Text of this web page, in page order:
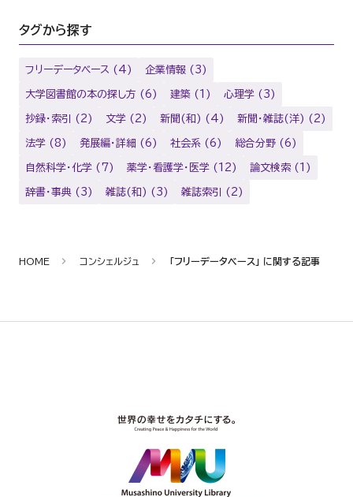
タグから探す
フリーデータベース (4) 企業情報 (3)
大学図書館の本の探し方 (6) 建築 (1) 心理学 (3)
抄録・索引 (2) 文学 (2) 新聞(和) (4) 新聞・雑誌(洋) (2)
法学 (8) 発展編・詳細 (6) 社会系 (6) 総合分野 (6)
自然科学・化学 (7) 薬学・看護学・医学 (12) 論文検索 (1)
辞書・事典 (3) 雑誌(和) (3) 雑誌索引 (2)
HOME コンシェルジュ 「フリーデータベース」 に関する記事